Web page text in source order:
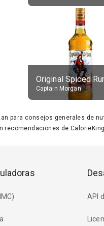
Captain Morgan
para consejos generales de
recomendaciones de
API